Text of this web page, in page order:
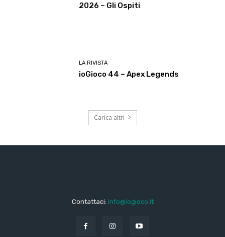
2026 – Gli Ospiti
LA RIVISTA
ioGioco 44 – Apex Legends
Carica altri
Contattaci: info@iogioco.it